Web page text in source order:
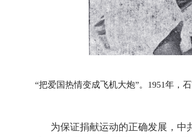
“把爱国热情变成飞机大炮”。1951年，
为保证捐献运动的正确发展，